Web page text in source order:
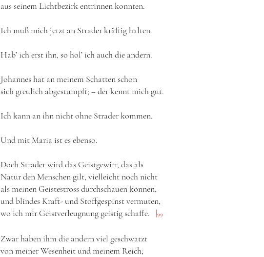
aus seinem Lichtbezirk entrinnen konnten.
Ich muß mich jetzt an Strader kräftig halten.
Hab’ ich erst ihn, so hol’ ich auch die andern.
Johannes hat an meinem Schatten schon
sich greulich abgestumpft; ‒ der kennt mich gut.
Ich kann an ihn nicht ohne Strader kommen.
Und mit Maria ist es ebenso.
Doch Strader wird das Geistgewirr, das als
Natur den Menschen gilt, vielleicht noch nicht
als meinen Geistestross durchschauen können,
und blindes Kraft- und Stoffgespinst vermuten,
wo ich mir Geistverleugnung geistig schaffe. |99
Zwar haben ihm die andern viel geschwatzt
von meiner Wesenheit und meinem Reich;